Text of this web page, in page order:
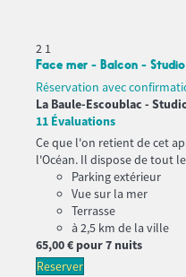
2 1
Face mer - Balcon -
Réservation avec
La Baule-Escoublac -
11 Évaluations
Ce que l'on retient de cet
l'Océan. Il dispose de tout
Parking extérieur
Vue sur la mer
Terrasse
à 2,5 km de la ville
65,00 € pour 7 nuits
Reserver